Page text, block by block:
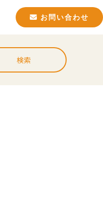
お問い合わせ